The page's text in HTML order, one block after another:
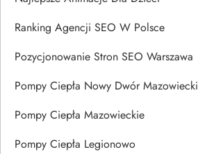
Ranking Agencji SEO W Polsce
Pozycjonowanie Stron SEO Warszawa
Pompy Ciepła Nowy Dwór Mazowiecki
Pompy Ciepła Mazowieckie
Pompy Ciepła Legionowo